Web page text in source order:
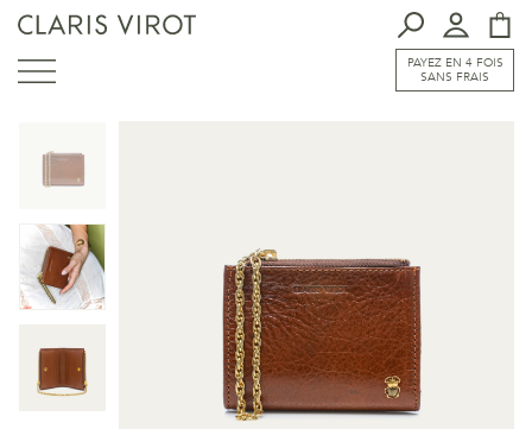
PAYEZ EN 4 FOIS
SANS FRAIS